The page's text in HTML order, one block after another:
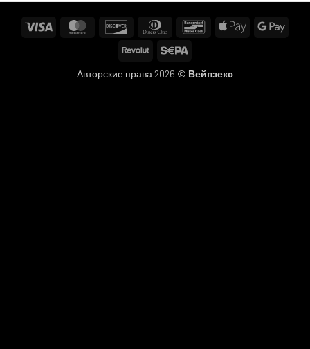
Visa MasterCard Discover
Dinners
BancontactApple
Revolut
Авторские права 2026 © Вейпзекс